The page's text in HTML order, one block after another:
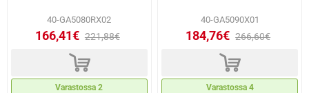
40-GA5080RX02
166,41€ 221,88€
d
Varastossa 2
40-GA5090X01
184,76€ 266,60€
d
Varastossa 4